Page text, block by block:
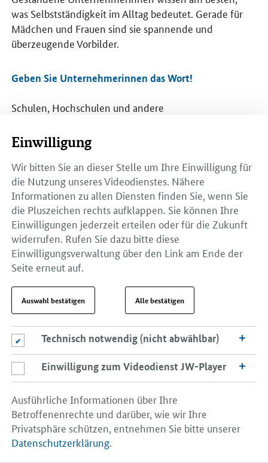
was Selbstständigkeit im Alltag bedeutet. Gerade für
Mädchen und Frauen sind sie spannende und
überzeugende Vorbilder.
Geben Sie Unternehmerinnen das Wort!
Schulen, Hochschulen und andere
Einrichtungen wie Kammern und
Wirtschaftsförderungen oder Gleichstellungsstellen
sind ideale Orte, um den Gründerinnengeist zu
wecken.
Veranstalten Sie Unterrichtsbesuche, Seminare oder
Vorträge oder gestalten Sie eigene Formate zum
Thema Frauen und Selbstständigkeit. Laden Sie
Vorbild-Unternehmerinnen ein, ihre Erfahrungen rund
um Gründungbzw.Unternehmensnachfolge und
Unternehmensführung zu teilen.
Die Vorbild-Unternehmerinnen sind ehrenamtlich
aktiv.
MitSchülerinnenerkunden sie spielerisch, wie es
ist, die eigene Chefin zu sein. Zum Beispiel bei
Unterrichtsbesuchen, im Rahmen von
Projektwochen, Berufsorientierungstagen oder
Gründerplanspiele oder die Gründung von
Schülerfirmen.
Sie zeigen Studentinnen und Absolventinnen
dass die unternehmerische Selbstständigkeit eine
Einwilligung
Wir bitten Sie an dieser Stelle um Ihre Einwilligung für
die Nutzung unseres Videodienstes. Nähere
Informationen zu allen Diensten finden Sie, wenn Sie
die Pluszeichen rechts aufklappen. Sie können Ihre
Einwilligungen jederzeit erteilen oder für die Zukunft
widerrufen. Rufen Sie dazu bitte diese
Einwilligungsverwaltung über den Link am Ende der
Seite erneut auf.
Auswahl bestätigen Alle bestätigen
Technisch notwendig (nicht abwählbar)
Technisch notwendig (nicht abwählbar)
Einwilligung zum Videodienst JW-Player
Einwilligung zum Videodienst JW-Player
Ausführliche Informationen über Ihre
Betroffenenrechte und darüber, wie wir Ihre
Privatsphäre schützen, entnehmen Sie bitte unserer
Datenschutzerklärung.